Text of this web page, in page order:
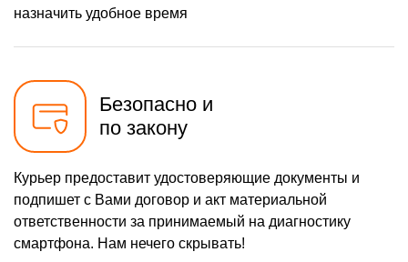
Чистка динамика,
микрофонов от пыли (с
1790 р
назначить удобное время
Безопасно и
по закону
Курьер предоставит удостоверяющие документы и
подпишет с Вами договор и акт материальной
ответственности за принимаемый на диагностику
смартфона. Нам нечего скрывать!